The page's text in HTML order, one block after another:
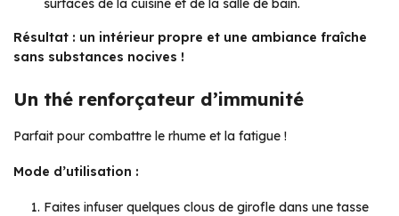
Résultat : un intérieur propre et une ambiance fraîche
sans substances nocives !
Un thé renforçateur d’immunité
Parfait pour combattre le rhume et la fatigue !
Mode d’utilisation :
Faites infuser quelques clous de girofle dans une tasse